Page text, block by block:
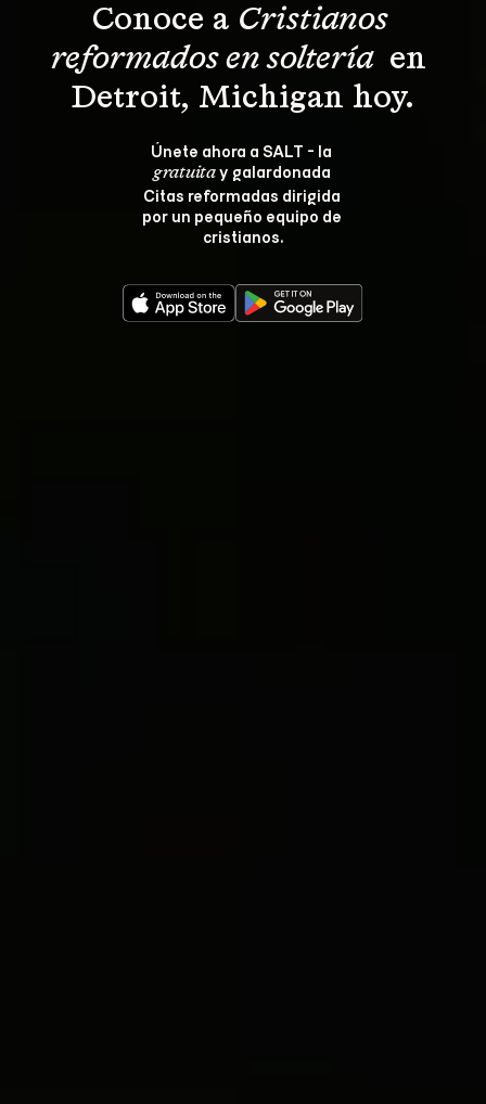
Conoce a Cristianos
reformados en soltería en
Detroit, Michigan hoy.
Únete ahora a SALT - la
gratuita y galardonada
Citas reformadas dirigida
por un pequeño equipo de
cristianos.